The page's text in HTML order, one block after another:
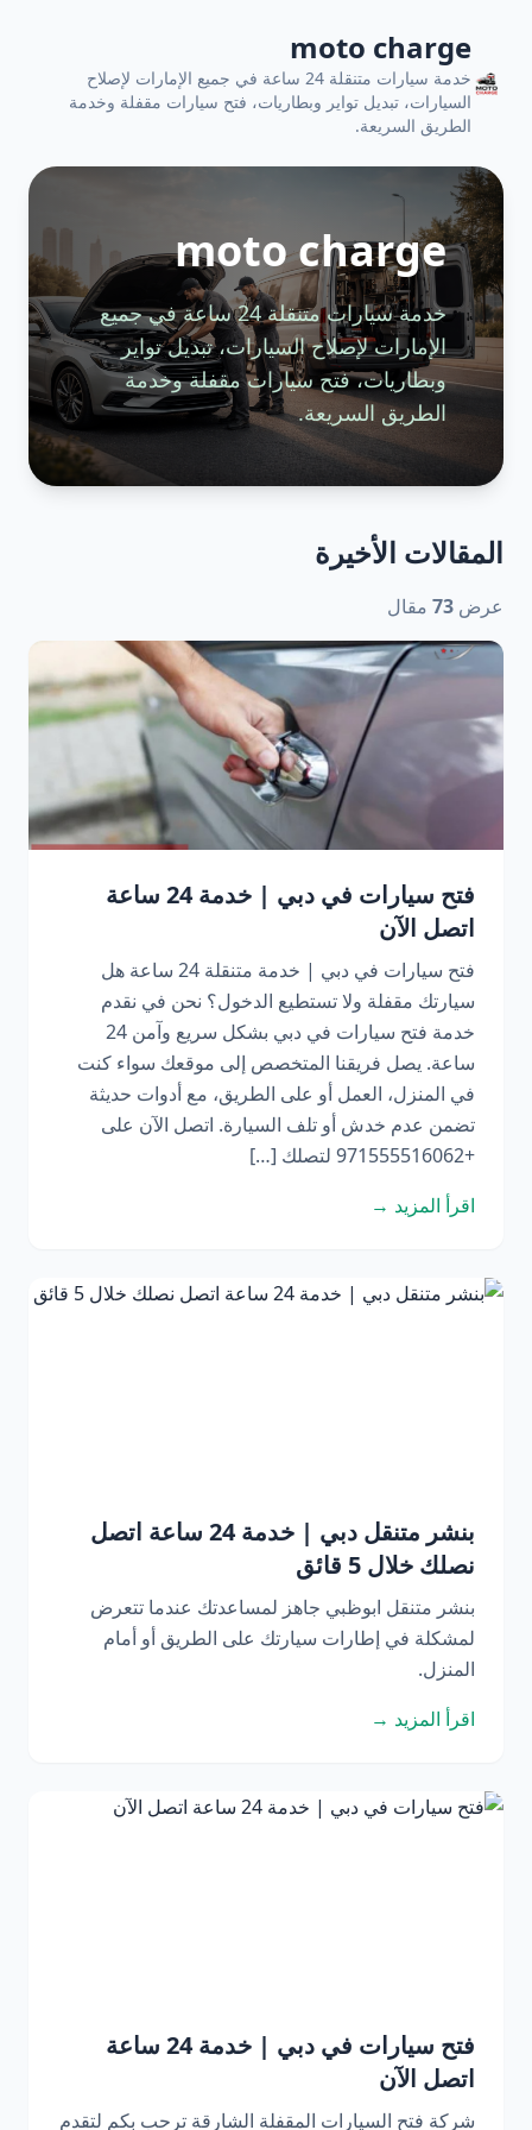
moto charge
خدمة سيارات متنقلة 24 ساعة في جميع الإمارات لإصلاح
السيارات، تبديل تواير وبطاريات، فتح سيارات مقفلة وخدمة
الطريق السريعة.
moto charge
خدمة سيارات متنقلة 24 ساعة في جميع
الإمارات لإصلاح السيارات، تبديل تواير
وبطاريات، فتح سيارات مقفلة وخدمة
الطريق السريعة.
المقالات الأخيرة
عرض 73 مقال
فتح سيارات في دبي | خدمة 24 ساعة
اتصل الآن
فتح سيارات في دبي | خدمة متنقلة 24 ساعة هل
سيارتك مقفلة ولا تستطيع الدخول؟ نحن في نقدم
خدمة فتح سيارات في دبي بشكل سريع وآمن 24
ساعة. يصل فريقنا المتخصص إلى موقعك سواء كنت
في المنزل، العمل أو على الطريق، مع أدوات حديثة
تضمن عدم خدش أو تلف السيارة. اتصل الآن على
+971555516062 لتصلك […]
اقرأ المزيد →
بنشر متنقل دبي | خدمة 24 ساعة اتصل
نصلك خلال 5 قائق
بنشر متنقل ابوظبي جاهز لمساعدتك عندما تتعرض
لمشكلة في إطارات سيارتك على الطريق أو أمام
المنزل.
اقرأ المزيد →
فتح سيارات في دبي | خدمة 24 ساعة
اتصل الآن
شركة فتح السيارات المقفلة الشارقة ترحب بكم لتقدم